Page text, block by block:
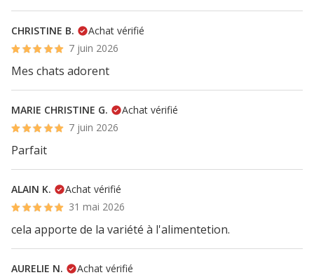
CHRISTINE B.
Achat vérifié
7 juin 2026
Mes chats adorent
MARIE CHRISTINE G.
Achat vérifié
7 juin 2026
Parfait
ALAIN K.
Achat vérifié
31 mai 2026
cela apporte de la variété à l'alimentetion.
AURELIE N.
Achat vérifié